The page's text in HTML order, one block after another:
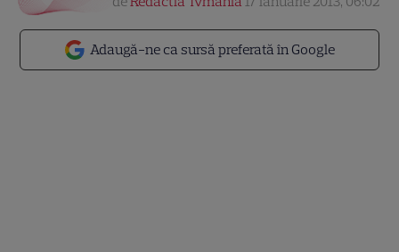
Adaugă-ne ca sursă preferată în Google